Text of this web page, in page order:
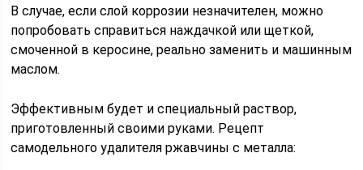
В случае, если слой коррозии незначителен, можно
попробовать справиться наждачкой или щеткой,
смоченной в керосине, реально заменить и машинным
маслом.
Эффективным будет и специальный раствор,
приготовленный своими руками. Рецепт
самодельного удалителя ржавчины с металла: